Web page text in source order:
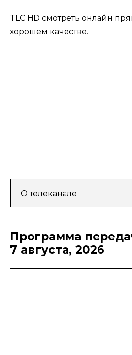
TLC HD смотреть онлайн
хорошем качестве.
О телеканале
Программа
7 августа, 2026